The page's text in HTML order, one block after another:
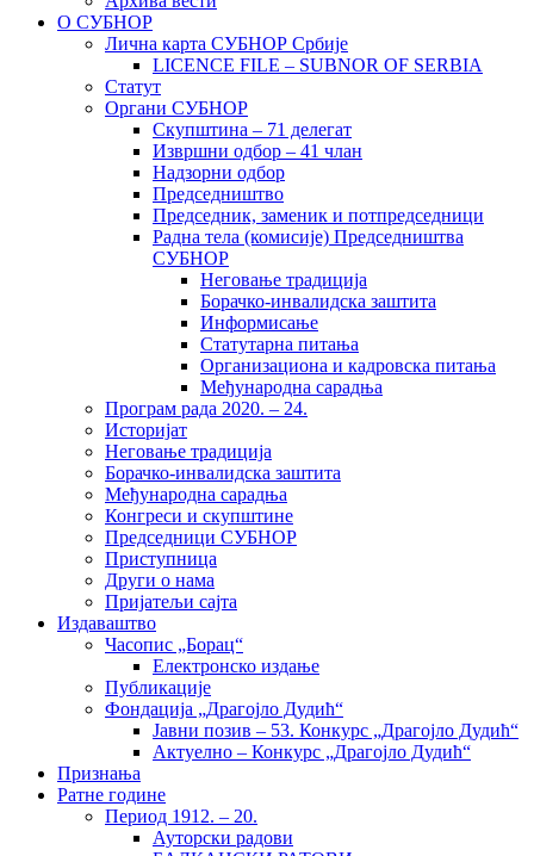
О СУБНОР
Лична карта СУБНОР Србије
LICENCE FILE – SUBNOR OF SERBIA
Статут
Органи СУБНОР
Скупштина – 71 делегат
Извршни одбор – 41 члан
Надзорни одбор
Председништво
Председник, заменик и потпредседници
Радна тела (комисије) Председништва
СУБНОР
Неговање традиција
Борачко-инвалидска заштита
Информисање
Статутарна питања
Организациона и кадровска питања
Међународна сарадња
Програм рада 2020. – 24.
Историјат
Неговање традиција
Борачко-инвалидска заштита
Међународна сарадња
Конгреси и скупштине
Председници СУБНОР
Приступница
Други о нама
Пријатељи сајта
Издаваштво
Часопис „Борац“
Електронско издање
Публикације
Фондација „Драгојло Дудић“
Јавни позив – 53. Конкурс „Драгојло Дудић“
Актуелно – Конкурс „Драгојло Дудић“
Признања
Ратне године
Период 1912. – 20.
Ауторски радови